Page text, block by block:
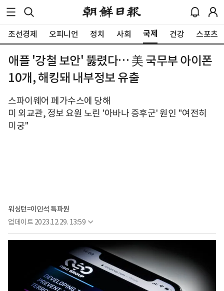
조선경제 오피니언 정치 사회 국제 건강 스포츠
애플 '강철 보안' 뚫렸다… 美 국무부 아이폰
10개, 해킹돼 내부정보 유출
스파이웨어 페가수스에 당해
미 외교관, 정보 요원 노린 '아바나 증후군' 원인 "여전히
미궁"
워싱턴=이민석 특파원
업데이트 2023.12.29. 13:59